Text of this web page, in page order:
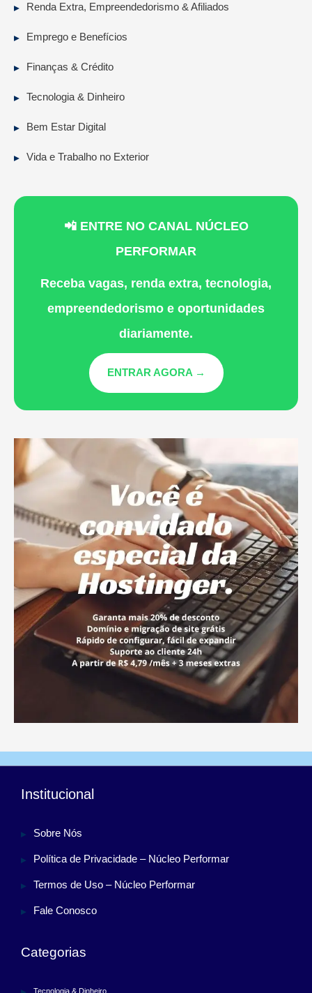
Renda Extra, Empreendedorismo & Afiliados
Emprego e Benefícios
Finanças & Crédito
Tecnologia & Dinheiro
Bem Estar Digital
Vida e Trabalho no Exterior
📲 ENTRE NO CANAL NÚCLEO
PERFORMAR
Receba vagas, renda extra, tecnologia,
empreendedorismo e oportunidades
diariamente.
ENTRAR AGORA →
Institucional
Sobre Nós
Política de Privacidade – Núcleo Performar
Termos de Uso – Núcleo Performar
Fale Conosco
Categorias
Tecnologia & Dinheiro